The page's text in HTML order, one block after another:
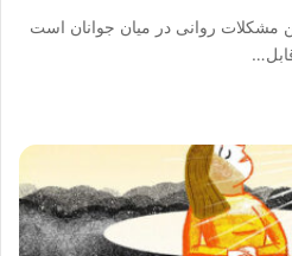
مشکلات روانی در میان جوانان است